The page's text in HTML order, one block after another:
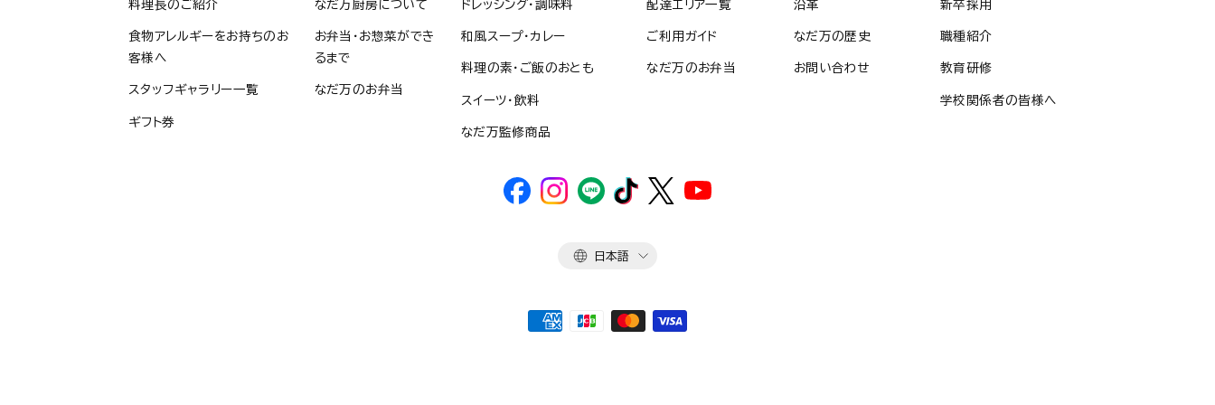
料理長のご紹介
食物アレルギーをお持ちのお
客様へ
スタッフギャラリー一覧
ギフト券
なだ万厨房について
お弁当・お惣菜ができ
るまで
なだ万のお弁当
ドレッシング・調味料
和風スープ・カレー
料理の素・ご飯のおとも
スイーツ・飲料
なだ万監修商品
配達エリア一覧
ご利用ガイド
なだ万のお弁当
沿革
なだ万の歴史
お問い合わせ
新卒採用
職種紹介
教育研修
学校関係者の皆様へ
言
日本語